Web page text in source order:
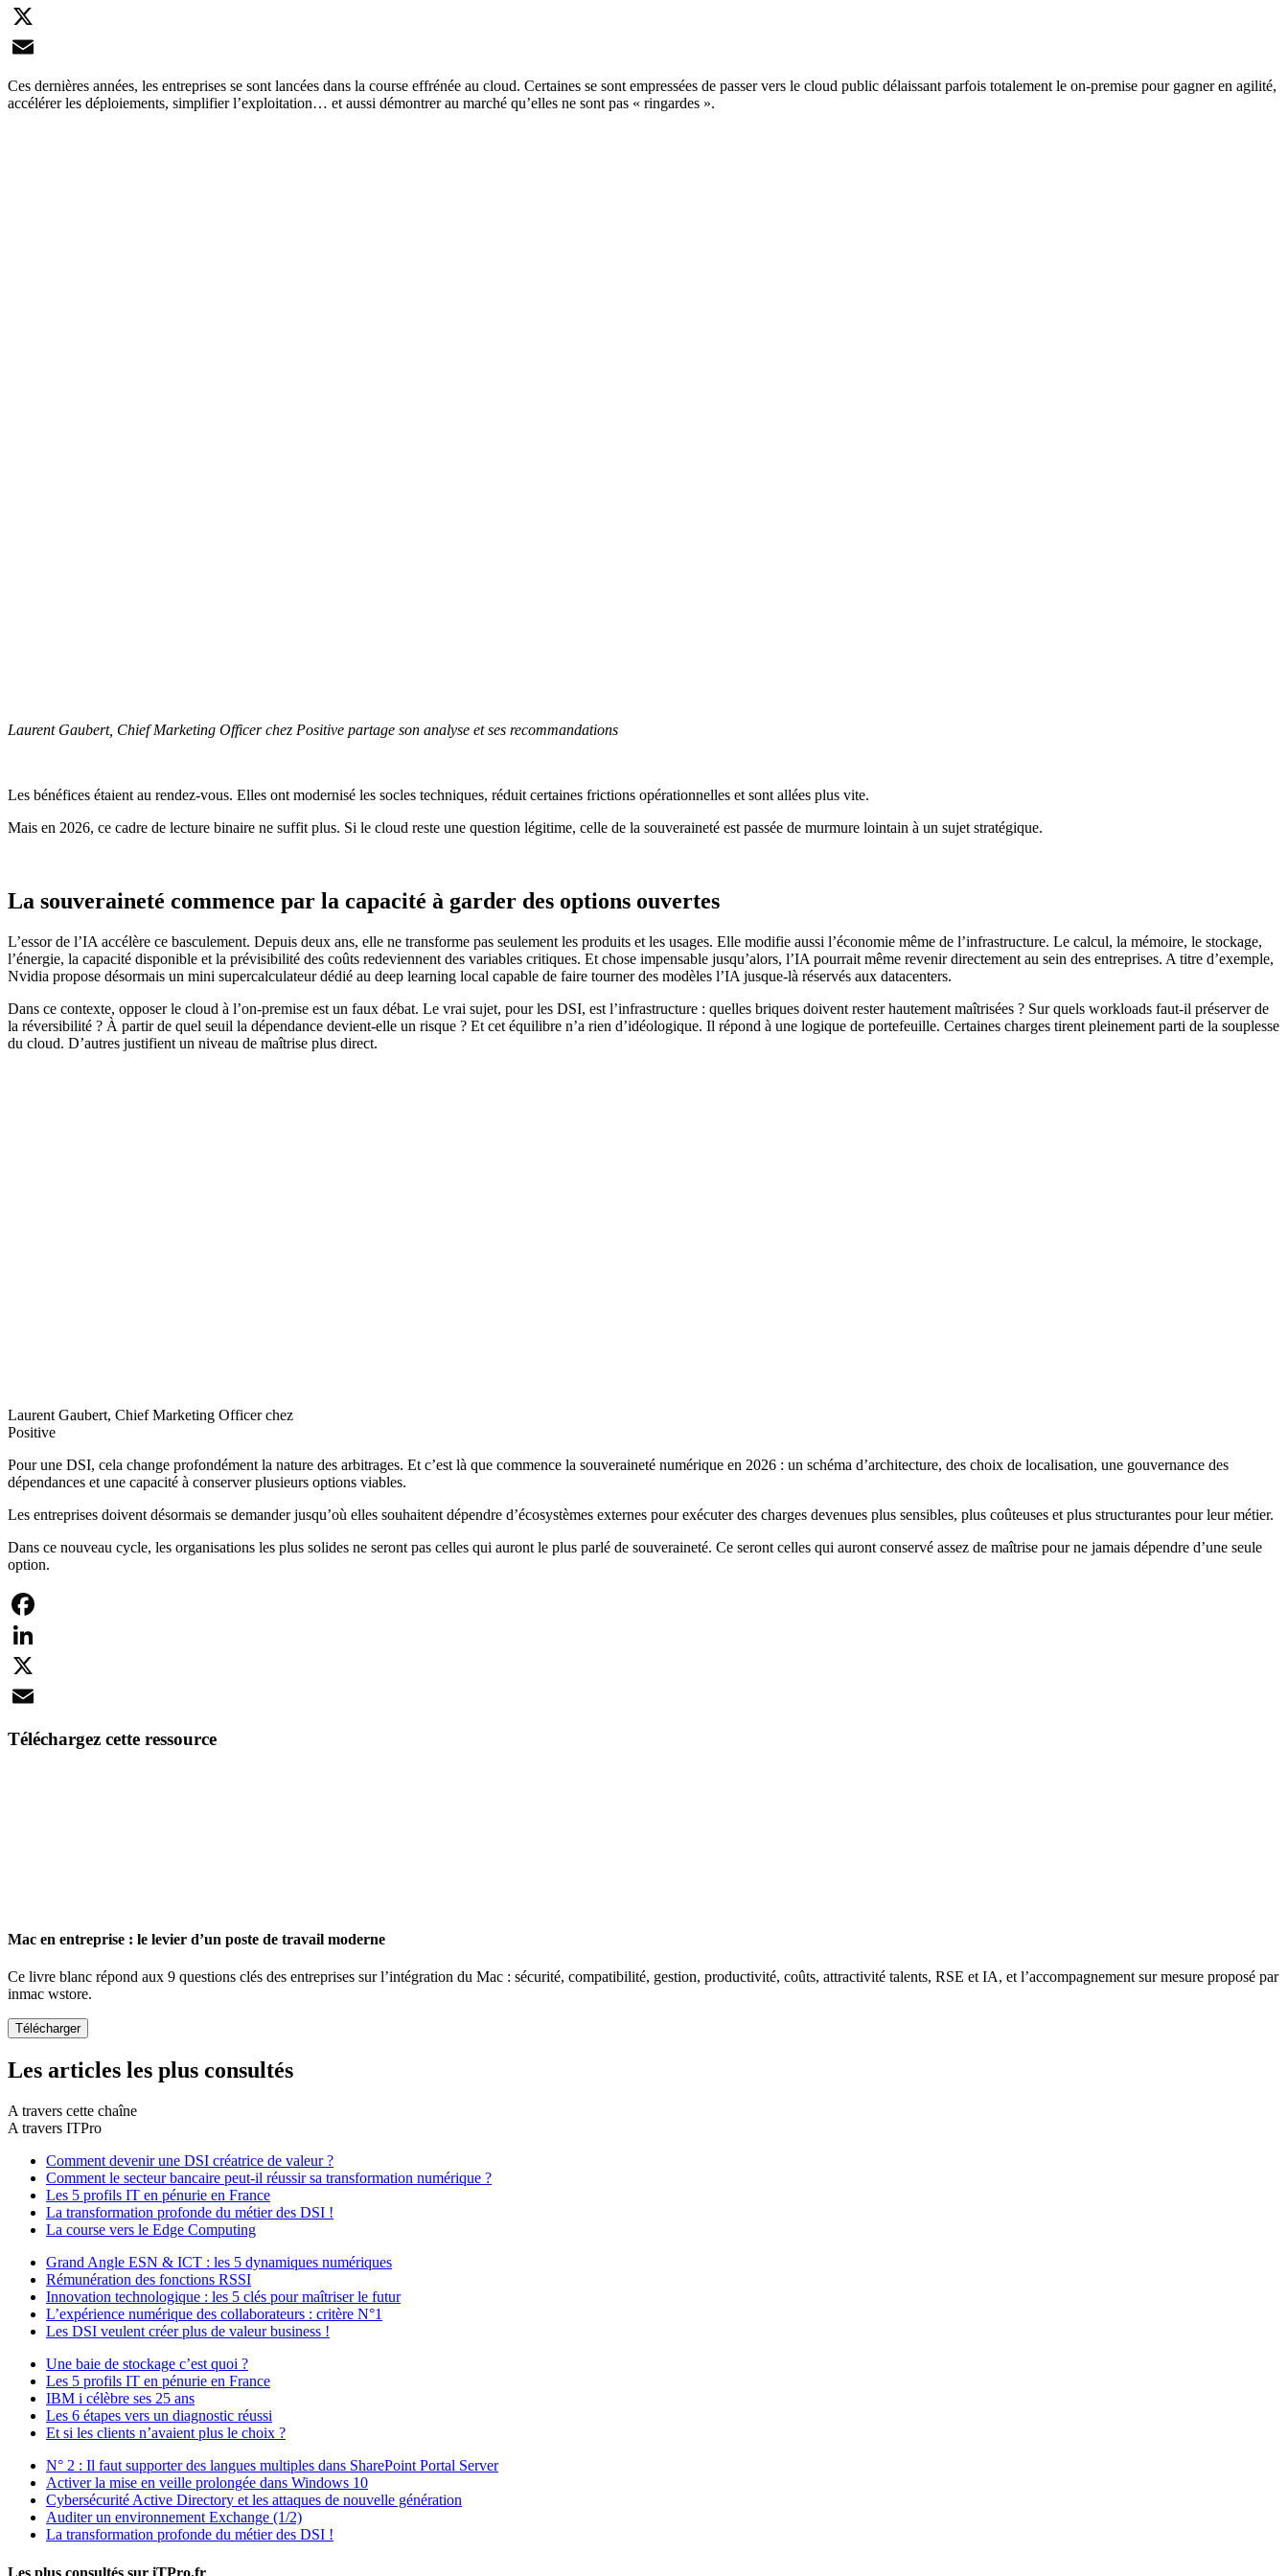
LinkedIn
X
Email
Ces dernières années, les entreprises se sont lancées dans la course effrénée au cloud. Certaines se sont empressées de passer vers le cloud public délaissant parfois totalement le on-premise pour gagner en agilité,
accélérer les déploiements, simplifier l’exploitation… et aussi démontrer au marché qu’elles ne sont pas « ringardes ».
Laurent Gaubert, Chief Marketing Officer chez Positive partage son analyse et ses recommandations
Les bénéfices étaient au rendez-vous. Elles ont modernisé les socles techniques, réduit certaines frictions opérationnelles et sont allées plus vite.
Mais en 2026, ce cadre de lecture binaire ne suffit plus. Si le cloud reste une question légitime, celle de la souveraineté est passée de murmure lointain à un sujet stratégique.
La souveraineté commence par la capacité à garder des options ouvertes
L’essor de l’IA accélère ce basculement. Depuis deux ans, elle ne transforme pas seulement les produits et les usages. Elle modifie aussi l’économie même de l’infrastructure. Le calcul, la mémoire, le stockage,
l’énergie, la capacité disponible et la prévisibilité des coûts redeviennent des variables critiques. Et chose impensable jusqu’alors, l’IA pourrait même revenir directement au sein des entreprises. A titre d’exemple,
Nvidia propose désormais un mini supercalculateur dédié au deep learning local capable de faire tourner des modèles l’IA jusque-là réservés aux datacenters.
Dans ce contexte, opposer le cloud à l’on-premise est un faux débat. Le vrai sujet, pour les DSI, est l’infrastructure : quelles briques doivent rester hautement maîtrisées ? Sur quels workloads faut-il préserver de
la réversibilité ? À partir de quel seuil la dépendance devient-elle un risque ? Et cet équilibre n’a rien d’idéologique. Il répond à une logique de portefeuille. Certaines charges tirent pleinement parti de la souplesse
du cloud. D’autres justifient un niveau de maîtrise plus direct.
Laurent Gaubert, Chief Marketing Officer chez
Positive
Pour une DSI, cela change profondément la nature des arbitrages. Et c’est là que commence la souveraineté numérique en 2026 : un schéma d’architecture, des choix de localisation, une gouvernance des
dépendances et une capacité à conserver plusieurs options viables.
Les entreprises doivent désormais se demander jusqu’où elles souhaitent dépendre d’écosystèmes externes pour exécuter des charges devenues plus sensibles, plus coûteuses et plus structurantes pour leur métier.
Dans ce nouveau cycle, les organisations les plus solides ne seront pas celles qui auront le plus parlé de souveraineté. Ce seront celles qui auront conservé assez de maîtrise pour ne jamais dépendre d’une seule
option.
Facebook
LinkedIn
X
Téléchargez cette ressource
Mac en entreprise : le levier d’un poste de travail moderne
Ce livre blanc répond aux 9 questions clés des entreprises sur l’intégration du Mac : sécurité, compatibilité, gestion, productivité, coûts, attractivité talents, RSE et IA, et l’accompagnement sur mesure proposé par
inmac wstore.
Les articles les plus consultés
A travers cette chaîne
A travers ITPro
Comment devenir une DSI créatrice de valeur ?
Comment le secteur bancaire peut-il réussir sa transformation numérique ?
Les 5 profils IT en pénurie en France
La transformation profonde du métier des DSI !
La course vers le Edge Computing
Grand Angle ESN & ICT : les 5 dynamiques numériques
Rémunération des fonctions RSSI
Innovation technologique : les 5 clés pour maîtriser le futur
L’expérience numérique des collaborateurs : critère N°1
Les DSI veulent créer plus de valeur business !
Une baie de stockage c’est quoi ?
Les 5 profils IT en pénurie en France
IBM i célèbre ses 25 ans
Les 6 étapes vers un diagnostic réussi
Et si les clients n’avaient plus le choix ?
N° 2 : Il faut supporter des langues multiples dans SharePoint Portal Server
Activer la mise en veille prolongée dans Windows 10
Cybersécurité Active Directory et les attaques de nouvelle génération
Auditer un environnement Exchange (1/2)
La transformation profonde du métier des DSI !
Les plus consultés sur iTPro.fr